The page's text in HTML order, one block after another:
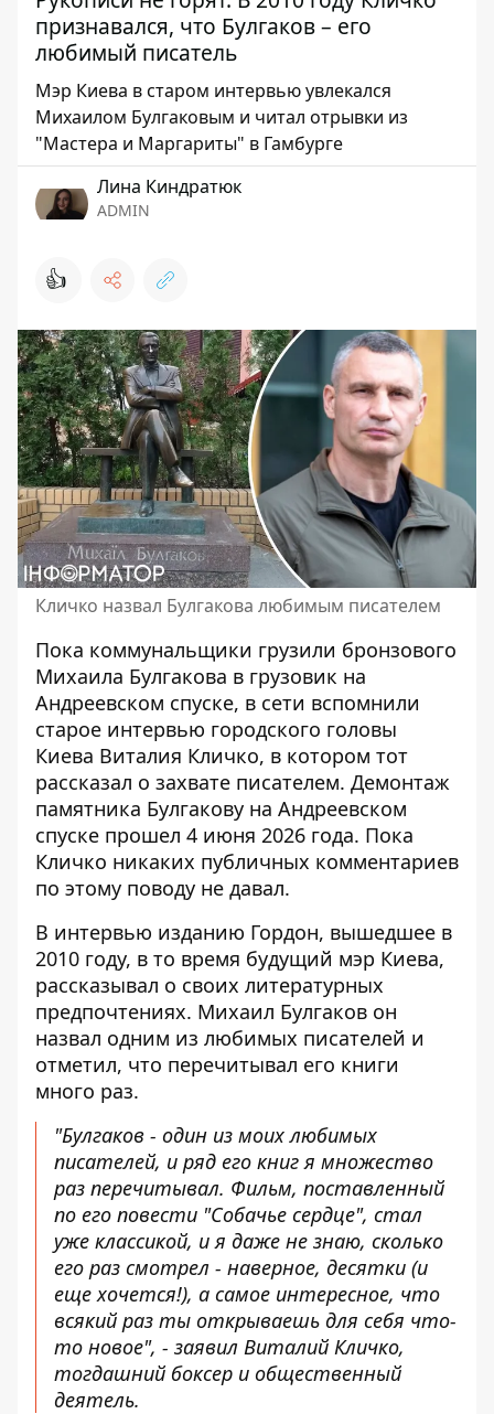
признавался, что Булгаков – его
любимый писатель
Мэр Киева в старом интервью увлекался
Михаилом Булгаковым и читал отрывки из
"Мастера и Маргариты" в Гамбурге
Лина Киндратюк
ADMIN
👍
Кличко назвал Булгакова любимым писателем
Пока коммунальщики грузили бронзового
Михаила Булгакова в грузовик на
Андреевском спуске, в сети вспомнили
старое интервью городского головы
Киева Виталия Кличко, в котором тот
рассказал о захвате писателем. Демонтаж
памятника Булгакову на Андреевском
спуске прошел 4 июня 2026 года. Пока
Кличко никаких публичных комментариев
по этому поводу не давал.
В интервью изданию Гордон, вышедшее в
2010 году, в то время будущий мэр Киева,
рассказывал о своих литературных
предпочтениях. Михаил Булгаков он
назвал одним из любимых писателей и
отметил, что перечитывал его книги
много раз.
"Булгаков - один из моих любимых
писателей, и ряд его книг я множество
раз перечитывал. Фильм, поставленный
по его повести "Собачье сердце", стал
уже классикой, и я даже не знаю, сколько
его раз смотрел - наверное, десятки (и
еще хочется!), а самое интересное, что
всякий раз ты открываешь для себя что-
то новое", - заявил Виталий Кличко,
тогдашний боксер и общественный
деятель.